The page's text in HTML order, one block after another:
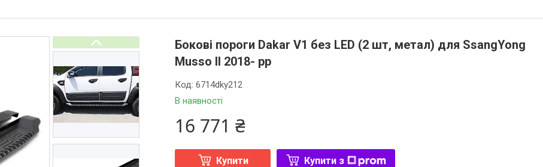
Бокові пороги Dakar V1 без LED (2 шт, метал) для SsangYong
Musso ІІ 2018- рр
В наявності
Код:6714dky212
16 771 ₴
Купити Купити з